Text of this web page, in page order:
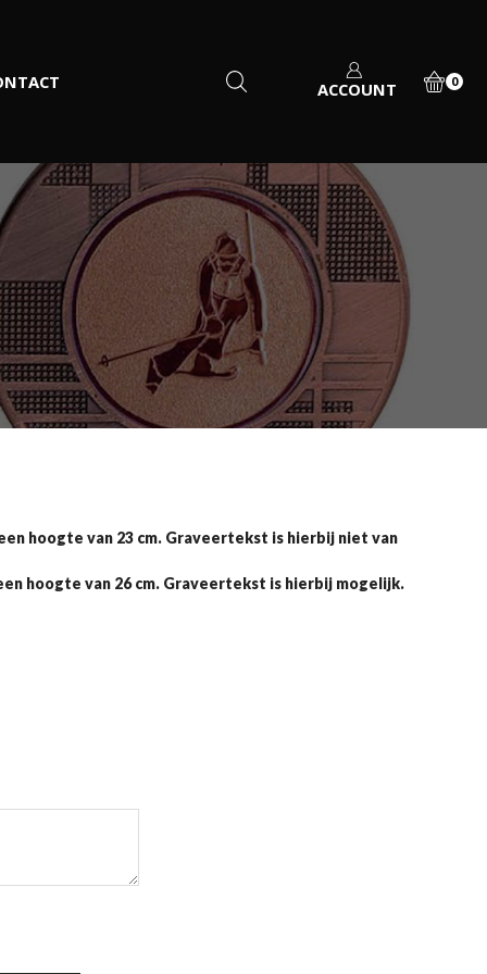
ACCOUNT 0
hoogte van 23 cm. Graveertekst is hierbij niet van
hoogte van 26 cm. Graveertekst is hierbij mogelijk.